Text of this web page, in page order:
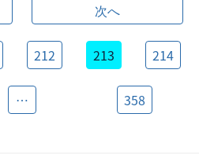
次へ
212 213 214
… 358